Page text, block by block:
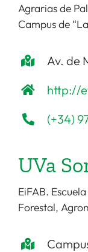
Agrarias de
Campus de
Av. de
http://
(+34)
UVa
EiFAB.
Forestal,